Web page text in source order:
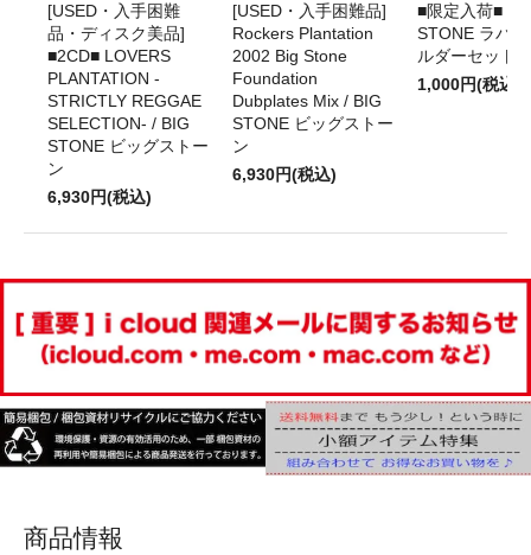
[USED・入手困難
品・ディスク美品]
■2CD■ LOVERS
PLANTATION -
STRICTLY REGGAE
SELECTION- / BIG
STONE ビッグストー
ン
6,930円(税込)
[USED・入手困難品]
Rockers Plantation
2002 Big Stone
Foundation
Dubplates Mix / BIG
STONE ビッグストー
ン
6,930円(税込)
■限定入荷■
STONE ラバ
ルダーセット
1,000円(税込)
商品情報